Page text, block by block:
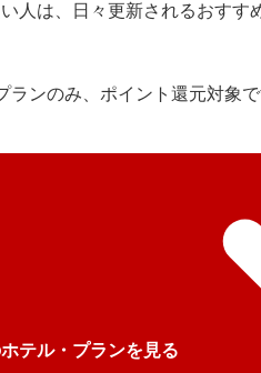
人は、日々更新されるおすす
ンのみ、ポイント還元対象で
テル・プランを見る